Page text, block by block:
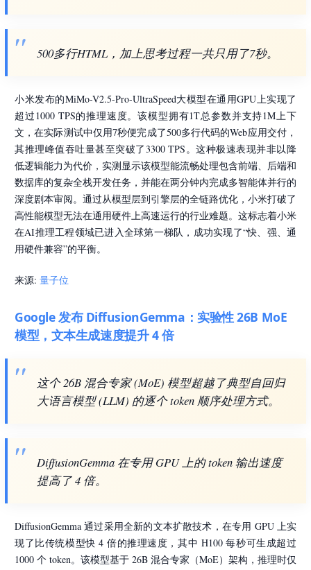
500多行HTML，加上思考过程一共只用了7秒。
小米发布的MiMo-V2.5-Pro-UltraSpeed大模型在通用GPU上实现了
超过1000 TPS的推理速度。该模型拥有1T总参数并支持1M上下
文，在实际测试中仅用7秒便完成了500多行代码的Web应用交付，
其推理峰值吞吐量甚至突破了3300 TPS。这种极速表现并非以降
低逻辑能力为代价，实测显示该模型能流畅处理包含前端、后端和
数据库的复杂全栈开发任务，并能在两分钟内完成多智能体并行的
深度剧本审阅。通过从模型层到引擎层的全链路优化，小米打破了
高性能模型无法在通用硬件上高速运行的行业难题。这标志着小米
在AI推理工程领域已进入全球第一梯队，成功实现了“快、强、通
用硬件兼容”的平衡。
来源: 量子位
Google 发布 DiffusionGemma：实验性 26B MoE
模型，文本生成速度提升 4 倍
这个 26B 混合专家 (MoE) 模型超越了典型自回归
大语言模型 (LLM) 的逐个 token 顺序处理方式。
DiffusionGemma 在专用 GPU 上的 token 输出速度
提高了 4 倍。
DiffusionGemma 通过采用全新的文本扩散技术，在专用 GPU 上实
现了比传统模型快 4 倍的推理速度，其中 H100 每秒可生成超过
1000 个 token。该模型基于 26B 混合专家（MoE）架构，推理时仅